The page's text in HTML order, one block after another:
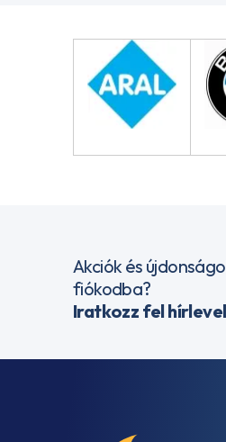
Akciók és
fiókodba?
Iratkozz fel